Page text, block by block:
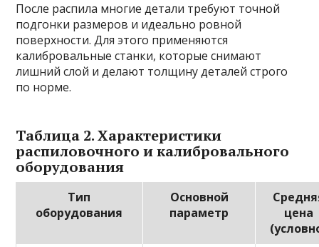
После распила многие детали требуют точной
подгонки размеров и идеально ровной
поверхности. Для этого применяются
калибровальные станки, которые снимают
лишний слой и делают толщину деталей строго
по норме.
Таблица 2. Характеристики
распиловочного и калибровального
оборудования
Тип
оборудования
Основной
параметр
цена